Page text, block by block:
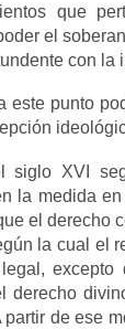
que
el
con la
este punto
siglo XVI
la medida
el derecho
la cual el
legal,
derecho
partir de ese